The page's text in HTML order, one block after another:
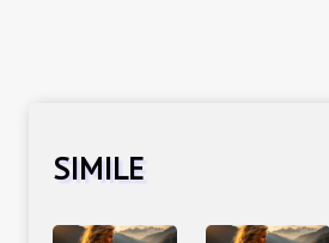
SIMILE